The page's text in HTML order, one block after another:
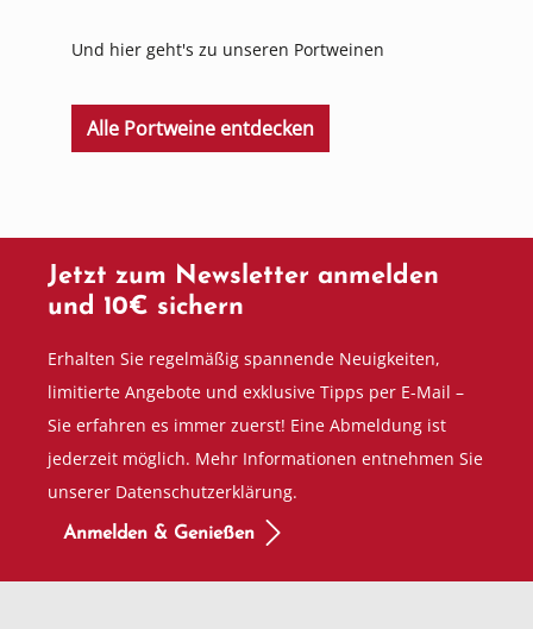
Und hier geht's zu unseren Portweinen
Alle Portweine entdecken
Jetzt zum Newsletter anmelden
und 10€ sichern
Erhalten Sie regelmäßig spannende Neuigkeiten,
limitierte Angebote und exklusive Tipps per E-Mail –
Sie erfahren es immer zuerst! Eine Abmeldung ist
jederzeit möglich. Mehr Informationen entnehmen Sie
unserer Datenschutzerklärung.
Anmelden & Genießen